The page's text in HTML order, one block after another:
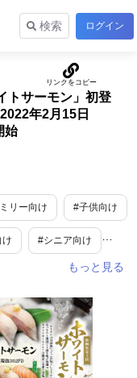
検索 ログイン
トサーモン」初登
年2月15日
始
リー向け #子供向け
#シニア向け